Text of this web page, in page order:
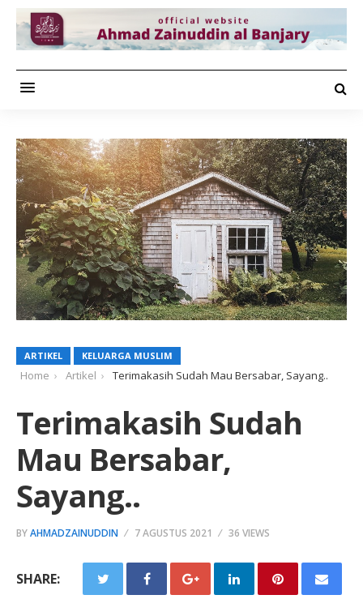
ARTIKEL KELUARGA MUSLIM
Home Artikel Terimakasih Sudah Mau Bersabar, Sayang..
Terimakasih Sudah
Mau Bersabar,
Sayang..
BYAHMADZAINUDDIN 7 AGUSTUS 2021 36 VIEWS
SHARE: